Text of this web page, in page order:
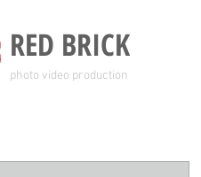
RED BRICK
photo video production